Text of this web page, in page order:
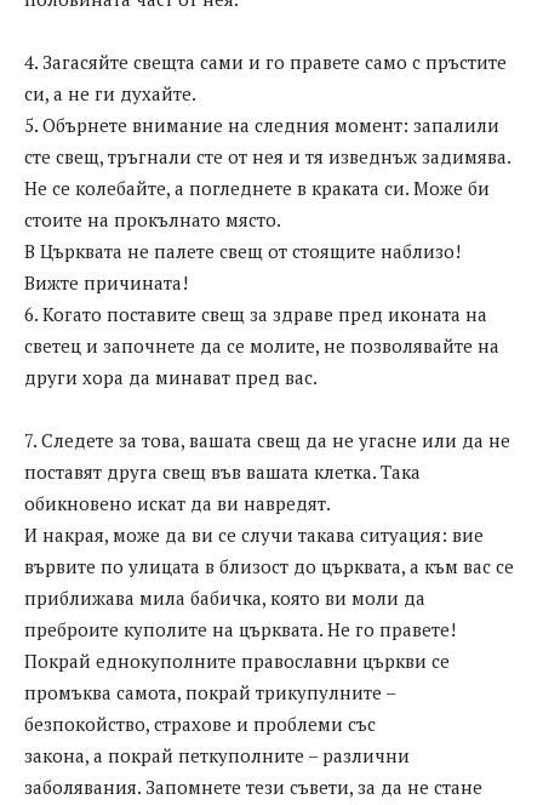
4. Загасяйте свещта сами и го правете само с пръстите
си, а не ги духайте.
5. Обърнете внимание на следния момент: запалили
сте свещ, тръгнали сте от нея и тя изведнъж задимява.
Не се колебайте, а погледнете в краката си. Може би
стоите на прокълнато място.
В Църквата не палете свещ от стоящите наблизо!
Вижте причината!
6. Когато поставите свещ за здраве пред иконата на
светец и започнете да се молите, не позволявайте на
други хора да минават пред вас.
7. Следете за това, вашата свещ да не угасне или да не
поставят друга свещ във вашата клетка. Така
обикновено искат да ви навредят.
И накрая, може да ви се случи такава ситуация: вие
вървите по улицата в близост до църквата, а към вас се
приближава мила бабичка, която ви моли да
преброите куполите на църквата. Не го правете!
Покрай еднокуполните православни църкви се
промъква самота, покрай трикупулните –
безпокойство, страхове и проблеми със
закона, а покрай петкуполните – различни
заболявания. Запомнете тези съвети, за да не стане